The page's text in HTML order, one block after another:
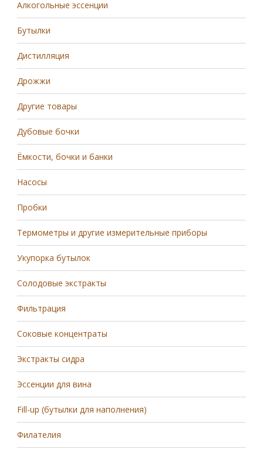
Алкогольные эссенции
Бутылки
Дистилляция
Дрожжи
Другие товары
Дубовые бочки
Ёмкости, бочки и банки
Насосы
Пробки
Термометры и другие измерительные приборы
Укупорка бутылок
Солодовые экстракты
Фильтрация
Соковые концентраты
Экстракты сидра
Эссенции для вина
Fill-up (бутылки для наполнения)
Филателия